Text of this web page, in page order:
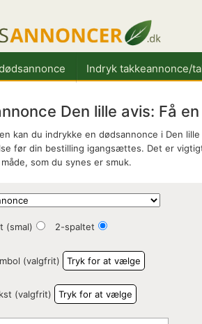
Indryk takkeannonce/
Den lille avis: Få
kan du indrykke en dødsannonce i Den
før din bestilling igangsættes. Det er
som du synes er smuk.
(smal) 2-spaltet
(valgfrit) Tryk for at vælge
(valgfrit) Tryk for at vælge